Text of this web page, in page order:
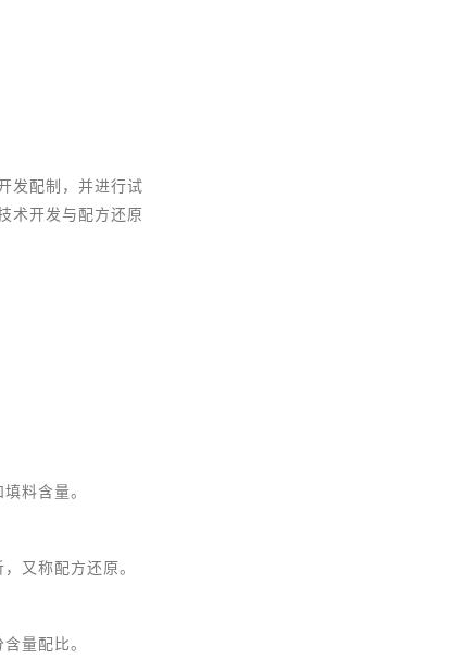
发配制，并进行试
术开发与配方还原
料含量。
又称配方还原。
量配比。